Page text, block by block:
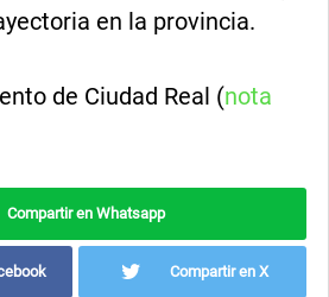
en la provincia.
de Ciudad Real (nota
Compartir en Whatsapp
Compartir en X